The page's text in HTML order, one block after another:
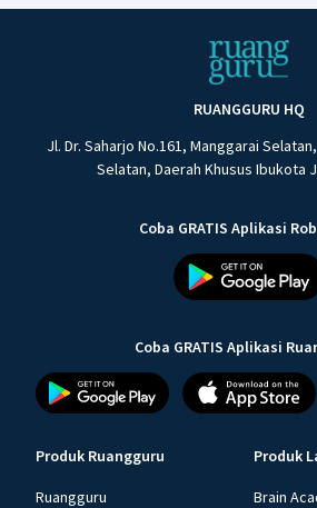
RUANGGURU HQ
Jl. Dr. Saharjo No.161, Manggarai
Selatan, Daerah Khusus Ibukota
Coba GRATIS Aplikasi
Coba GRATIS Aplikasi
Produk Ruangguru
Ruangguru
Produk
Brain